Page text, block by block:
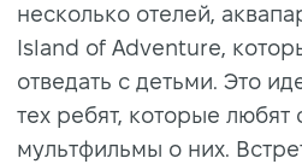
несколько отелей,
Island of Adventure,
отведать с детьми. Это
тех ребят, которые любят
мультфильмы о них.